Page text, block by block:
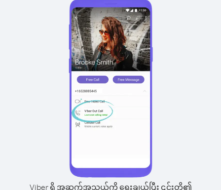
Viber ရှိ အဆက်အသွယ်ကို ရွေးချယ်ပြီး ၎င်းတို့၏